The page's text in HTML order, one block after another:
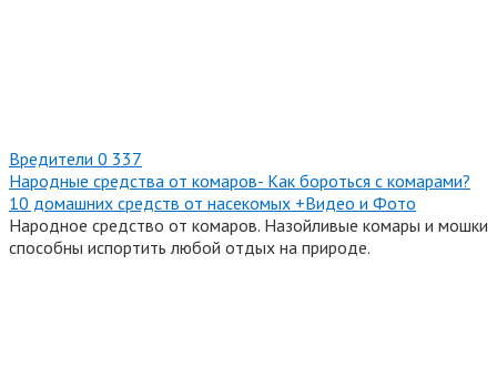
Вредители 0 337
Народные средства от комаров- Как бороться с комарами?
10 домашних средств от насекомых +Видео и Фото
Народное средство от комаров. Назойливые комары и мошки
способны испортить любой отдых на природе.